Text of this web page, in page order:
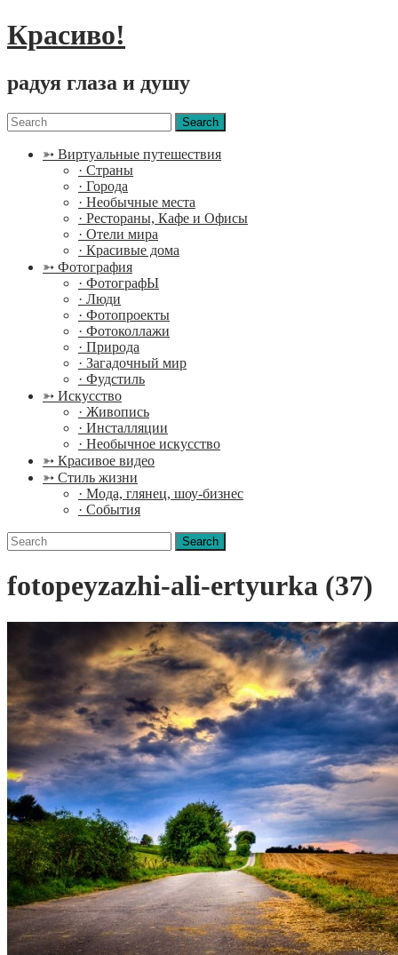
Красиво!
радуя глаза и душу
Menu
Search
for:
➳ Виртуальные путешествия
· Страны
· Города
· Необычные места
· Рестораны, Кафе и Офисы
· Отели мира
· Красивые дома
➳ Фотография
· ФотографЫ
· Люди
· Фотопроекты
· Фотоколлажи
· Природа
· Загадочный мир
· Фудстиль
➳ Искусство
· Живопись
· Инсталляции
· Необычное искусство
➳ Красивое видео
➳ Стиль жизни
· Мода, глянец, шоу-бизнес
· События
Search
for:
fotopeyzazhi-ali-ertyurka (37)